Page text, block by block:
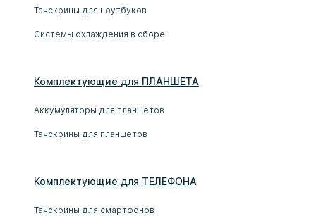
Тачскрины для ноутбуков
Системы охлаждения в сборе
Комплектующие для ПЛАНШЕТА
Аккумуляторы для планшетов
Тачскрины для планшетов
Комплектующие для ТЕЛЕФОНА
Тачскрины для смартфонов